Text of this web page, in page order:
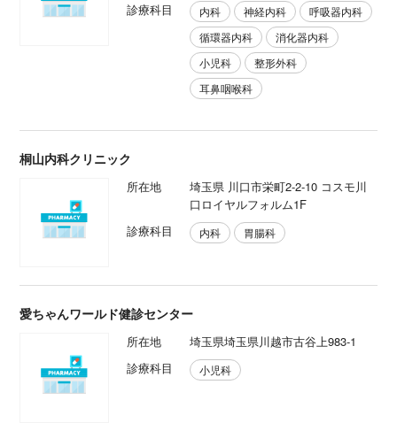
診療科目
内科 神経内科
呼吸器内科
循環器内科
消化器内科
小児科
整形外科
耳鼻咽喉科
桐山内科クリニック
所在地
埼玉県 川口市栄町2-2-10 コスモ川
口ロイヤルフォルム1F
診療科目
内科 胃腸科
愛ちゃんワールド健診センター
所在地
埼玉県埼玉県川越市古谷上983-1
診療科目
小児科